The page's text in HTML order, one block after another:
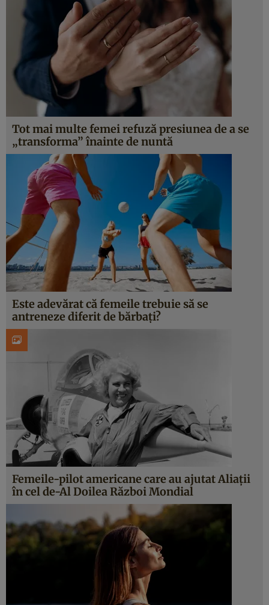
Tot mai multe femei refuză presiunea de a se
„transforma” înainte de nuntă
Este adevărat că femeile trebuie să se
antreneze diferit de bărbați?
Femeile-pilot americane care au ajutat Aliații
în cel de-Al Doilea Război Mondial